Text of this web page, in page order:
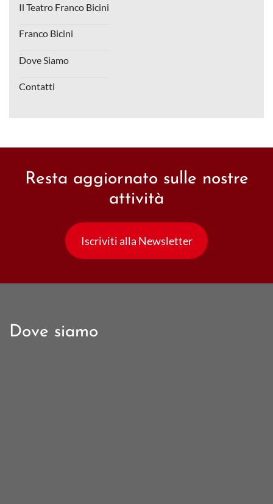
Il Teatro Franco Bicini
Franco Bicini
Dove Siamo
Contatti
Resta aggiornato sulle nostre
attività
Iscriviti alla Newsletter
Dove siamo